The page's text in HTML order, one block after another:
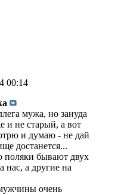
00:14
мужа, но зануда
и не старый, а вот
и думаю - не дай
достанется...
поляки бывают двух
нас, а другие на
очень